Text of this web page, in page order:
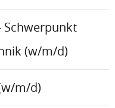
Schwerpunkt
(w/m/d)
m/d)